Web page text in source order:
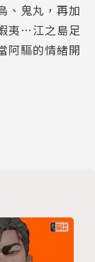
、鬼丸，再加
夷…江之島足
阿驅的情緒開